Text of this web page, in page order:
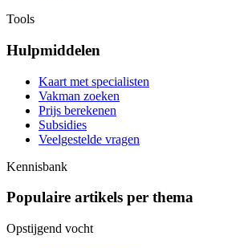
Tools
Hulpmiddelen
Kaart met specialisten
Vakman zoeken
Prijs berekenen
Subsidies
Veelgestelde vragen
Kennisbank
Populaire artikels per thema
Opstijgend vocht